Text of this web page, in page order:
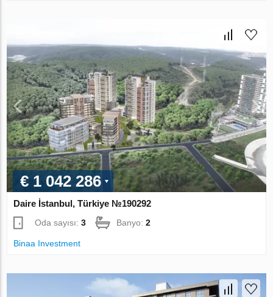
€ 1 042 286
Daire İstanbul, Türkiye №190292
Oda sayısı:3 Banyo:2
Binaa Investment